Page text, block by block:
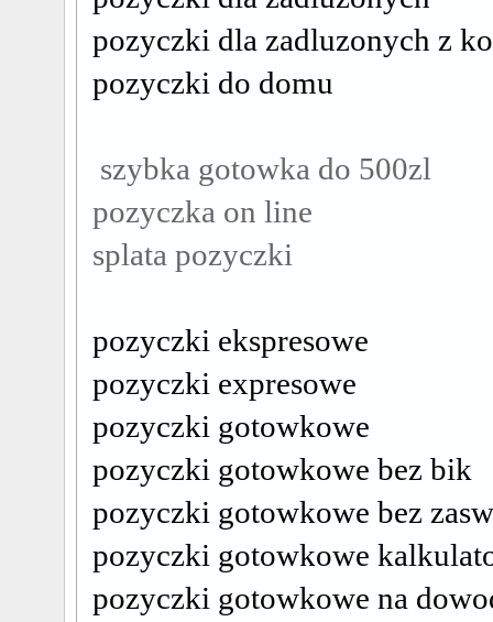
pozyczki dla zadluzonych z
pozyczki do domu
szybka gotowka do 500zl
pozyczka on line
splata pozyczki
pozyczki ekspresowe
pozyczki expresowe
pozyczki gotowkowe
pozyczki gotowkowe bez bik
pozyczki gotowkowe bez
pozyczki gotowkowe
pozyczki gotowkowe na